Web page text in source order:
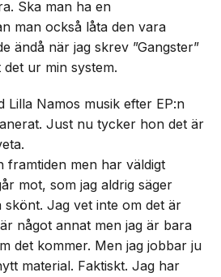
Ska man ha en
man också låta den vara
ändå när jag skrev ”Gangster”
ur min system.
Lilla Namos musik efter EP:n
Just nu tycker hon det är
framtiden men har väldigt
mot, som jag aldrig säger
skönt. Jag vet inte om det är
något annat men jag är bara
det kommer. Men jag jobbar ju
material. Faktiskt. Jag har